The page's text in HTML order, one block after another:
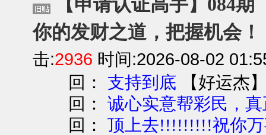
【申请认证高手】084
你的发财之道，把握机会！
击:2936 时间:2026-08-02
回： 支持到底 【好运杰
回：诚心实意帮彩民，
回：顶上去!!!!!!!!!祝你